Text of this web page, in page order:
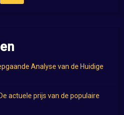
Analyse van de Huidige
actuele prijs van de populaire